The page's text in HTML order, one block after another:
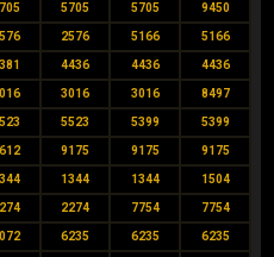
5705 5705 9450
2576 5166 5166
4436 4436 4436
3016 3016 8497
5523 5399 5399
9175 9175 9175
1344 1344 1504
2274 7754 7754
6235 6235 6235